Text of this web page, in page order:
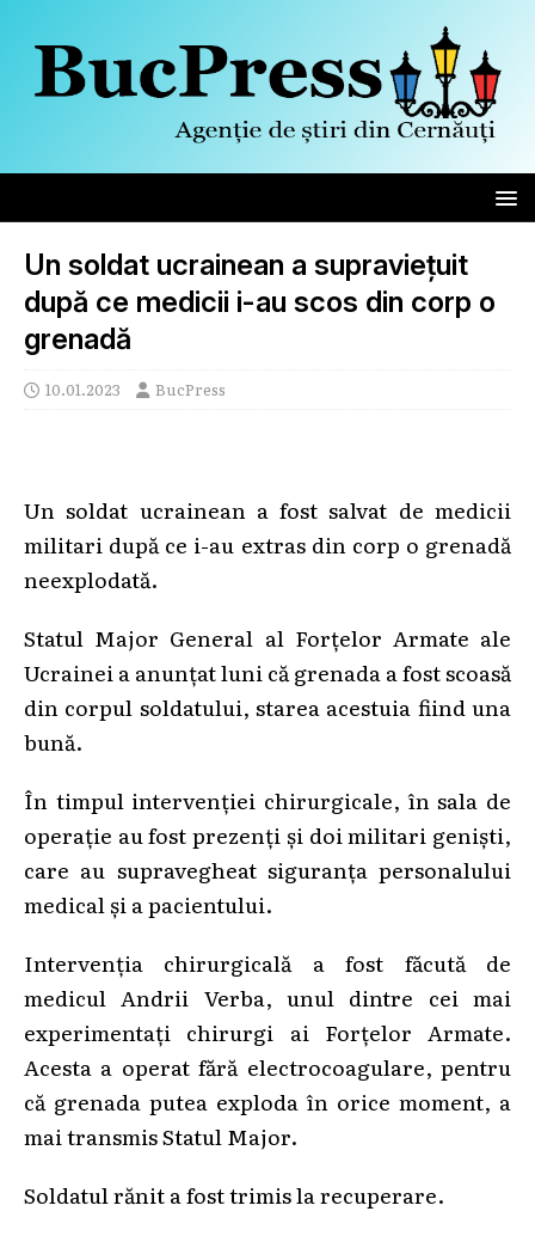
Un soldat ucrainean a supraviețuit
după ce medicii i-au scos din corp o
grenadă
10.01.2023 BucPress
Un soldat ucrainean a fost salvat de medicii
militari după ce i-au extras din corp o grenadă
neexplodată.
Statul Major General al Forțelor Armate ale
Ucrainei a anunțat luni că grenada a fost scoasă
din corpul soldatului, starea acestuia fiind una
bună.
În timpul intervenției chirurgicale, în sala de
operație au fost prezenți și doi militari geniști,
care au supravegheat siguranța personalului
medical și a pacientului.
Intervenția chirurgicală a fost făcută de
medicul Andrii Verba, unul dintre cei mai
experimentați chirurgi ai Forțelor Armate.
Acesta a operat fără electrocoagulare, pentru
că grenada putea exploda în orice moment, a
mai transmis Statul Major.
Soldatul rănit a fost trimis la recuperare.